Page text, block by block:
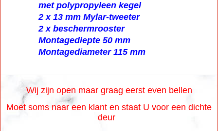
met polypropyleen kegel
2 x 13 mm Mylar-tweeter
2 x beschermrooster
Montagediepte 50 mm
Montagediameter 115 mm
Wij zijn open maar graag eerst even bellen
Moet soms naar een klant en staat U voor een dichte
deur